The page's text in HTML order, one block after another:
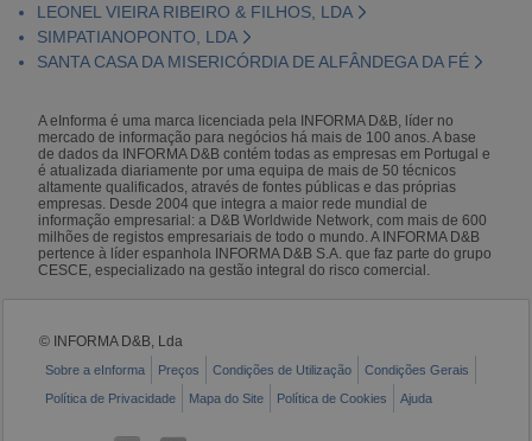
LEONEL VIEIRA RIBEIRO & FILHOS, LDA
SIMPATIANOPONTO, LDA
SANTA CASA DA MISERICÓRDIA DE ALFÂNDEGA DA FÉ
A eInforma é uma marca licenciada pela INFORMA D&B, líder no
mercado de informação para negócios há mais de 100 anos. A base
de dados da INFORMA D&B contém todas as empresas em Portugal e
é atualizada diariamente por uma equipa de mais de 50 técnicos
altamente qualificados, através de fontes públicas e das próprias
empresas. Desde 2004 que integra a maior rede mundial de
informação empresarial: a D&B Worldwide Network, com mais de 600
milhões de registos empresariais de todo o mundo. A INFORMA D&B
pertence à líder espanhola INFORMA D&B S.A. que faz parte do grupo
CESCE, especializado na gestão integral do risco comercial.
© INFORMA D&B, Lda
Sobre a eInforma Preços Condições de Utilização
Condições Gerais
Política de Privacidade
Mapa do Site Política de Cookies Ajuda